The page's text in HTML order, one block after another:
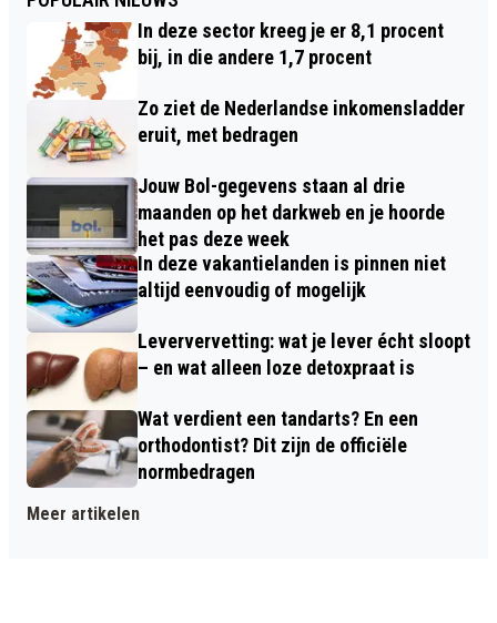
In deze sector kreeg je er 8,1 procent
bij, in die andere 1,7 procent
Zo ziet de Nederlandse inkomensladder
eruit, met bedragen
Jouw Bol-gegevens staan al drie
maanden op het darkweb en je hoorde
het pas deze week
In deze vakantielanden is pinnen niet
altijd eenvoudig of mogelijk
Leververvetting: wat je lever écht sloopt
– en wat alleen loze detoxpraat is
Wat verdient een tandarts? En een
orthodontist? Dit zijn de officiële
normbedragen
Meer artikelen